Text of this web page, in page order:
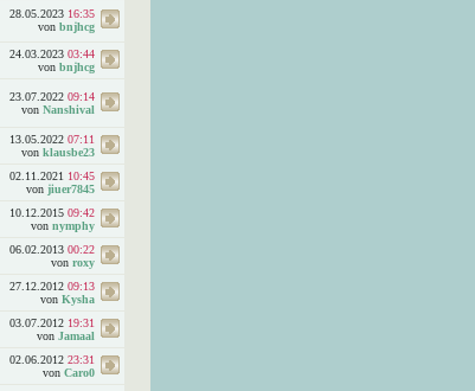
28.05.2023 16:35
von bnjhcg
24.03.2023 03:44
von bnjhcg
23.07.2022 09:14
von Nanshival
13.05.2022 07:11
von klausbe23
02.11.2021 10:45
von jiuer7845
10.12.2015 09:42
von nymphy
06.02.2013 00:22
von roxy
27.12.2012 09:13
von Kysha
03.07.2012 19:31
von Jamaal
02.06.2012 23:31
von Caro0